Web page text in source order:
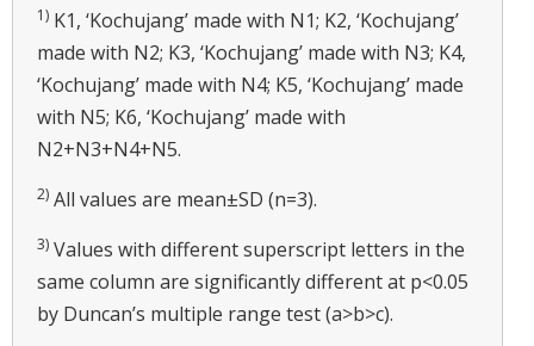
1) K1, ‘Kochujang’ made with N1; K2, ‘Kochujang’
made with N2; K3, ‘Kochujang’ made with N3; K4,
‘Kochujang’ made with N4; K5, ‘Kochujang’ made
with N5; K6, ‘Kochujang’ made with
N2+N3+N4+N5.
2) All values are mean±SD (n=3).
3) Values with different superscript letters in the
same column are significantly different at p<0.05
by Duncan’s multiple range test (a>b>c).